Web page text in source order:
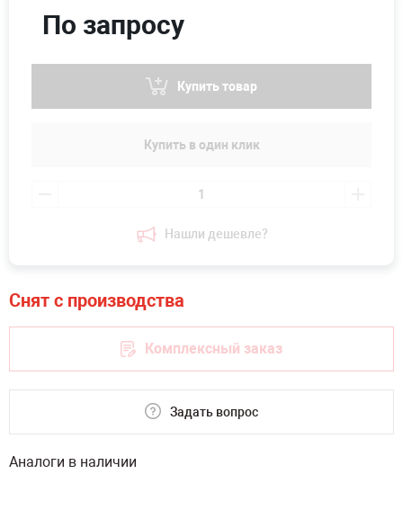
Нашли дешевле?
По запросу
Купить товар
Купить в один клик
Комплексный заказ
Задать вопрос
Аналоги в наличии